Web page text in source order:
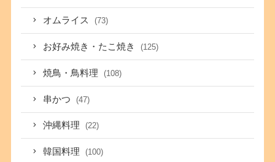
オムライス (73)
お好み焼き・たこ焼き (125)
焼鳥・鳥料理 (108)
串かつ (47)
沖縄料理 (22)
韓国料理 (100)